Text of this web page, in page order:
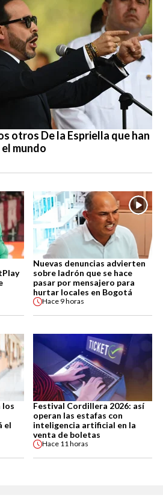
otros De la Espriella que han
mundo
Nuevas denuncias advierten
sobre ladrón que se hace
pasar por mensajero para
hurtar locales en Bogotá
Hace 9 horas
los
el
Festival Cordillera 2026: así
operan las estafas con
inteligencia artificial en la
venta de boletas
Hace 11 horas